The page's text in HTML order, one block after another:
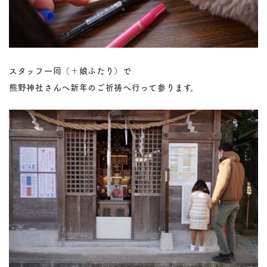
スタッフ一同（＋娘ふたり）で
熊野神社さんへ新年のご祈祷へ行って参ります。